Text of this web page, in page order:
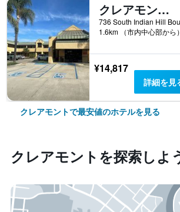
クレアモント ロッジ
1.6km （市内中心部から）
¥14,817
詳細を見
クレアモントで最安値のホテルを見る
クレアモント​を探索しよ